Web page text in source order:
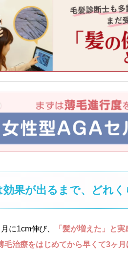
効果が出るまで、どれ
に1cm伸び、
「髪が増えた」と
毛治療をはじめてから早くて3ヶ